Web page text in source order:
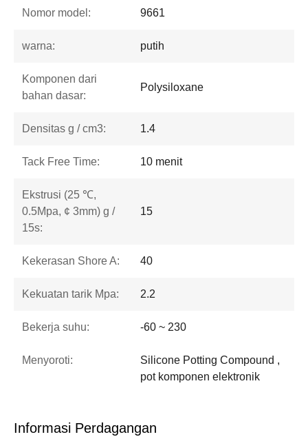
Nomor model: 9661
warna: putih
Komponen dari
bahan dasar:
Polysiloxane
Densitas g / cm3: 1.4
Tack Free Time: 10 menit
Ekstrusi (25 ℃,
0.5Mpa, ¢ 3mm) g /
15s:
15
Kekerasan Shore A: 40
Kekuatan tarik Mpa: 2.2
Bekerja suhu: -60 ~ 230
Menyoroti:
Silicone Potting Compound ,
pot komponen elektronik
Informasi Perdagangan